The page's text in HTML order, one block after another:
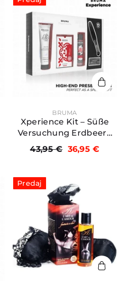
BRUMA
Xperience Kit – Süße
Versuchung Erdbeere
(mit Orgasmus-Booster)
43,95 € 36,95 €
Predaj